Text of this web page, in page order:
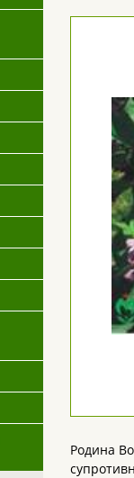
Родина